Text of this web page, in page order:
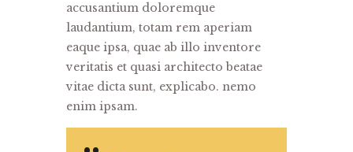
accusantium doloremque
laudantium, totam rem aperiam
eaque ipsa, quae ab illo inventore
veritatis et quasi architecto beatae
vitae dicta sunt, explicabo. nemo
enim ipsam.